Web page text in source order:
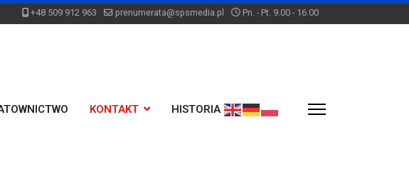
+48 509 912 963 prenumerata@spsmedia.pl Pn. - Pt. 9.00 - 16.00
KONTAKT HISTORIA